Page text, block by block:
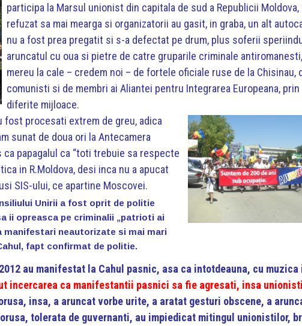
participa la Marsul unionist din capitala de sud a Republicii Moldova,
refuzat sa mai mearga si organizatorii au gasit, in graba, un alt
nu a fost prea pregatit si s-a defectat pe drum, plus soferii
aruncatul cu oua si pietre de catre gruparile criminale
mereu la cale – credem noi – de fortele oficiale ruse de la Chisinau,
comunisti si de membri ai Aliantei pentru Integrarea Europeana, prin
diferite mijloace.
fost procesati extrem de greu, adica
sunat de doua ori la Antecamera
papagalul ca “toti trebuie sa respecte
in R.Moldova, desi inca nu a apucat
SIS-ului, ce apartine Moscovei.
Unirii a fost oprit de politie
ii opreasca pe criminalii „patrioti ai
manifestari neautorizate si mai mari
fapt confirmat de politie.
au manifestat la Cahul pasnic, asa ca intotdeauna, cu muzica
incercarea ca manifestantii pasnici sa fie agresati, insa
insa, a aruncat vorbe urite, a aratat gesturi obscene, a
tolerata de guvernanti, au impiedicat mitingul unionistilor,